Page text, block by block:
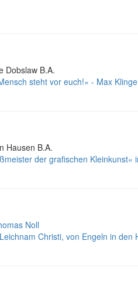
Dobslaw B.A.
steht vor euch!« - Max
Hausen B.A.
der grafischen Kleinkunst«
Noll
Christi, von Engeln in den